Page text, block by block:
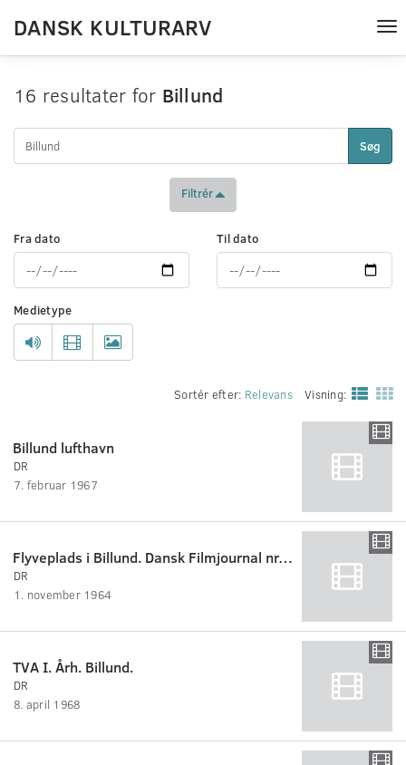
DANSK KULTURARV
16 resultater for Billund
Søg
Filtrér
Fra dato Til dato
Medietype
Sortér efter: Relevans Visning:
Billund lufthavn
DR
7. februar 1967
Flyveplads i Billund. Dansk Filmjournal nr. 58A.
DR
1. november 1964
TVA I. Årh. Billund.
DR
8. april 1968